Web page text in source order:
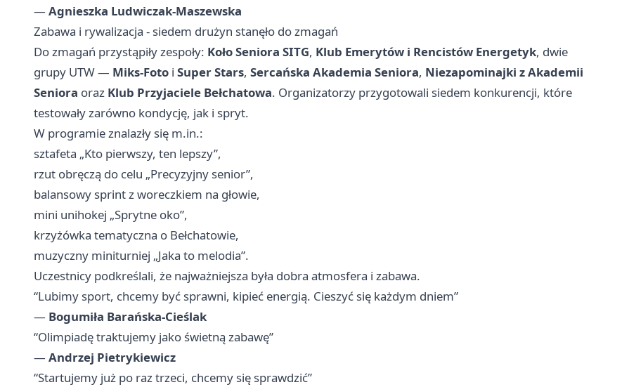
— Agnieszka Ludwiczak-Maszewska
Zabawa i rywalizacja - siedem drużyn stanęło do zmagań
Do zmagań przystąpiły zespoły: Koło Seniora SITG, Klub Emerytów i Rencistów Energetyk, dwie
grupy UTW — Miks-Foto i Super Stars, Sercańska Akademia Seniora, Niezapominajki z Akademii
Seniora oraz Klub Przyjaciele Bełchatowa. Organizatorzy przygotowali siedem konkurencji, które
testowały zarówno kondycję, jak i spryt.
W programie znalazły się m.in.:
sztafeta „Kto pierwszy, ten lepszy”,
rzut obręczą do celu „Precyzyjny senior”,
balansowy sprint z woreczkiem na głowie,
mini unihokej „Sprytne oko”,
krzyżówka tematyczna o Bełchatowie,
muzyczny miniturniej „Jaka to melodia”.
Uczestnicy podkreślali, że najważniejsza była dobra atmosfera i zabawa.
“Lubimy sport, chcemy być sprawni, kipieć energią. Cieszyć się każdym dniem”
— Bogumiła Barańska-Cieślak
“Olimpiadę traktujemy jako świetną zabawę”
— Andrzej Pietrykiewicz
“Startujemy już po raz trzeci, chcemy się sprawdzić”